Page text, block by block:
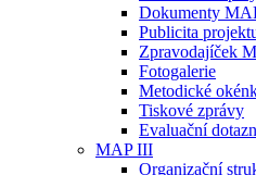
Dokumenty
Publicita
Zpravodajíček
Fotogalerie
Metodické
Tiskové zprávy
Evaluační
MAP III
Organizační